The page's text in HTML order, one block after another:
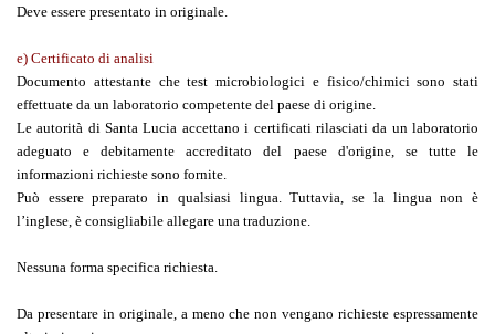
Deve essere presentato in originale.
e) Certificato di analisi
Documento attestante che test microbiologici e fisico/chimici sono stati
effettuate da un laboratorio competente del paese di origine.
Le autorità di Santa Lucia accettano i certificati rilasciati da un laboratorio
adeguato e debitamente accreditato del paese d'origine, se tutte le
informazioni richieste sono fornite.
Può essere preparato in qualsiasi lingua. Tuttavia, se la lingua non è
l’inglese, è consigliabile allegare una traduzione.
Nessuna forma specifica richiesta.
Da presentare in originale, a meno che non vengano richieste espressamente